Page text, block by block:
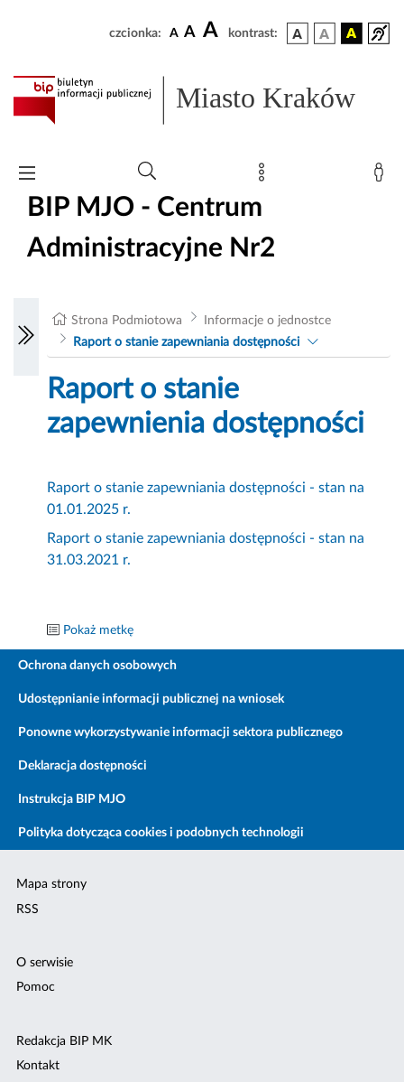
czcionka: A A A kontrast:
Miasto Kraków
BIP MJO - Centrum
Administracyjne Nr2
Strona Podmiotowa
Informacje o jednostce
Raport o stanie zapewniania dostępności
Raport o stanie
zapewnienia dostępności
Raport o stanie zapewniania dostępności - stan na
01.01.2025 r.
Raport o stanie zapewniania dostępności - stan na
31.03.2021 r.
Pokaż metkę
Ochrona danych osobowych
Udostępnianie informacji publicznej na wniosek
Ponowne wykorzystywanie informacji sektora publicznego
Deklaracja dostępności
Instrukcja BIP MJO
Polityka dotycząca cookies i podobnych technologii
Mapa strony
RSS
O serwisie
Pomoc
Redakcja BIP MK
Kontakt